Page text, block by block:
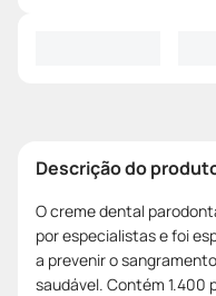
Descrição do
O creme dental
por especialistas e foi
a prevenir o
saudável. Contém 1.400